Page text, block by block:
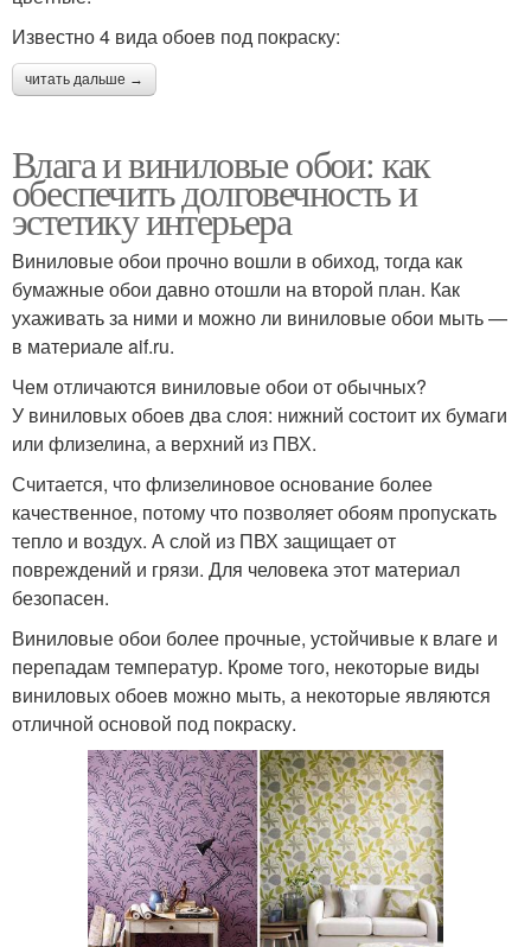
Известно 4 вида обоев под покраску:
читать дальше →
Влага и виниловые обои: как
обеспечить долговечность и
эстетику интерьера
Виниловые обои прочно вошли в обиход, тогда как
бумажные обои давно отошли на второй план. Как
ухаживать за ними и можно ли виниловые обои мыть —
в материале aif.ru.
Чем отличаются виниловые обои от обычных?
У виниловых обоев два слоя: нижний состоит их бумаги
или флизелина, а верхний из ПВХ.
Считается, что флизелиновое основание более
качественное, потому что позволяет обоям пропускать
тепло и воздух. А слой из ПВХ защищает от
повреждений и грязи. Для человека этот материал
безопасен.
Виниловые обои более прочные, устойчивые к влаге и
перепадам температур. Кроме того, некоторые виды
виниловых обоев можно мыть, а некоторые являются
отличной основой под покраску.